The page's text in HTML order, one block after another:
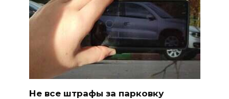
Не все штрафы за парковку